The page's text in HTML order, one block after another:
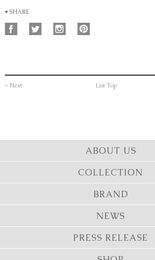
▾ SHARE
« Next List Top
ABOUT US
COLLECTION
BRAND
NEWS
PRESS RELEASE